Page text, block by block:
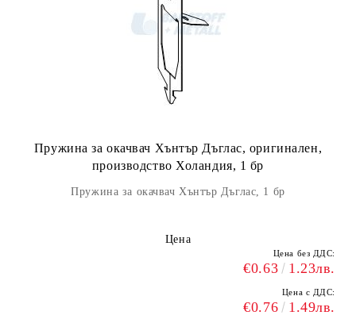
Пружина за окачвач Хънтър Дъглас, оригинален,
производство Холандия, 1 бр
Пружина за окачвач Хънтър Дъглас, 1 бр
Цена
Цена без ДДС:
€0.63 1.23лв.
Цена с ДДС:
€0.76 1.49лв.